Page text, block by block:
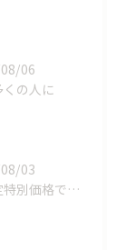
06
の人に
03
初回限定特別価格です！